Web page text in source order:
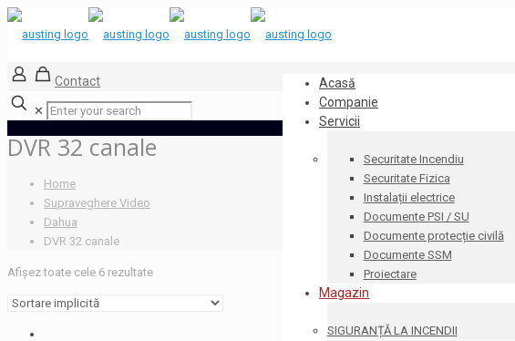
Acasă
Companie
Servicii
Securitate Incendiu
Securitate Fizica
Instalații electrice
Documente PSI / SU
Documente protecție civilă
Documente SSM
Proiectare
Magazin
SIGURANȚĂ LA INCENDII
Contact
✕
DVR 32 canale
Home
Supraveghere Video
Dahua
DVR 32 canale
Afișez toate cele 6 rezultate